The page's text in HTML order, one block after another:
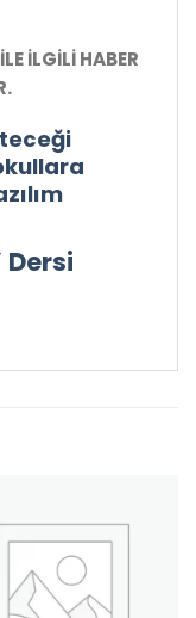
İLGİLİ HABER